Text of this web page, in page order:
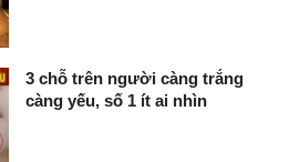
3 chỗ trên người càng trắng
càng yếu, số 1 ít ai nhìn